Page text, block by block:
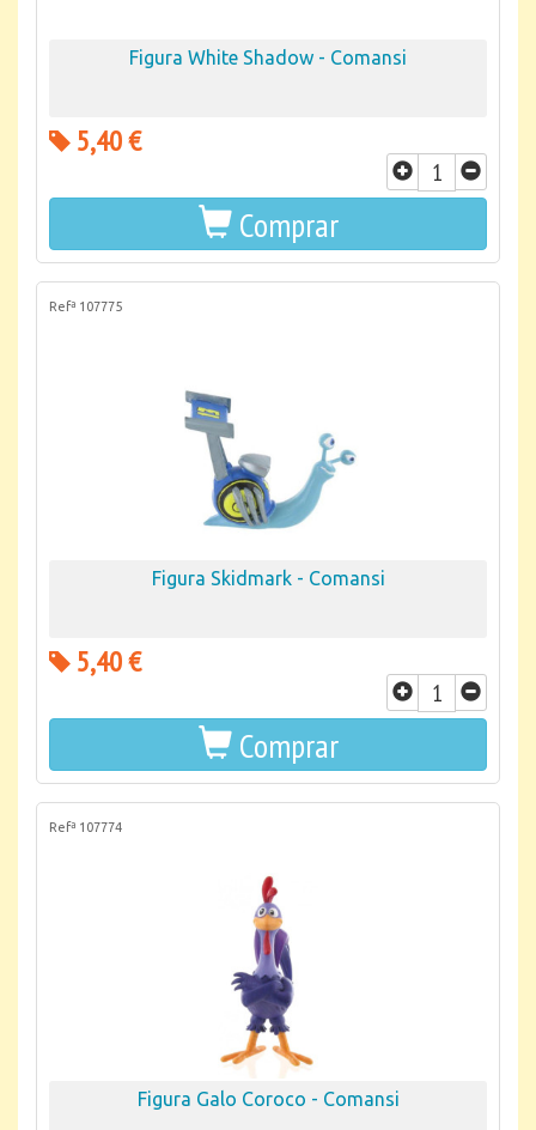
Figura White Shadow - Comansi
5,40 €
Comprar
Refª 107775
Figura Skidmark - Comansi
5,40 €
Comprar
Refª 107774
Figura Galo Coroco - Comansi